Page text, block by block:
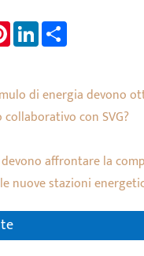
PinterestLinkedIn
di energia devono
con SVG?
affrontare la
nuove stazioni